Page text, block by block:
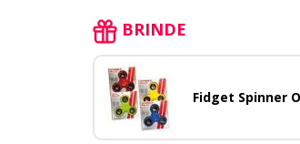
BRINDE
Fidget Spinner